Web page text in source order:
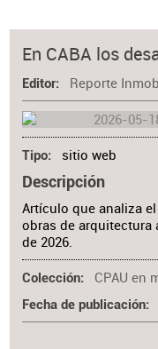
En CABA los
Editor Reporte
Tipo sitio web
Descripción
Artículo que analiza
obras de arquitectura
de 2026.
Colección CPAU en
Fecha de publicación